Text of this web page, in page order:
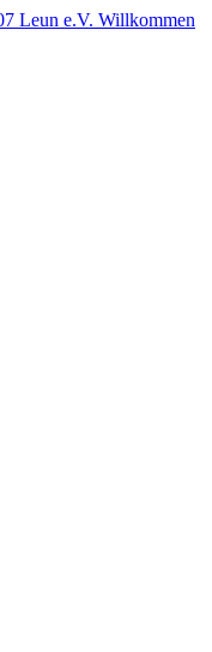
Willkommen